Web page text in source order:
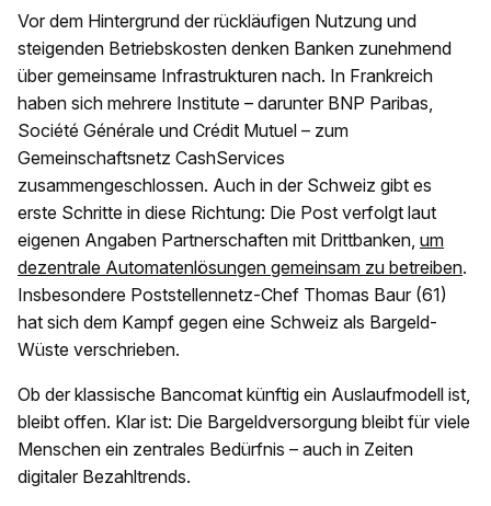
Vor dem Hintergrund der rückläufigen Nutzung und
steigenden Betriebskosten denken Banken zunehmend
über gemeinsame Infrastrukturen nach. In Frankreich
haben sich mehrere Institute – darunter BNP Paribas,
Société Générale und Crédit Mutuel – zum
Gemeinschaftsnetz CashServices
zusammengeschlossen. Auch in der Schweiz gibt es
erste Schritte in diese Richtung: Die Post verfolgt laut
eigenen Angaben Partnerschaften mit Drittbanken, um
dezentrale Automatenlösungen gemeinsam zu betreiben.
Insbesondere Poststellennetz-Chef Thomas Baur (61)
hat sich dem Kampf gegen eine Schweiz als Bargeld-
Wüste verschrieben.
Ob der klassische Bancomat künftig ein Auslaufmodell ist,
bleibt offen. Klar ist: Die Bargeldversorgung bleibt für viele
Menschen ein zentrales Bedürfnis – auch in Zeiten
digitaler Bezahltrends.